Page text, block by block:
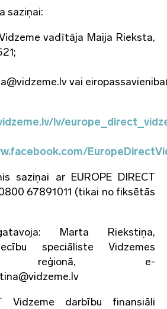
saziņai:
Vidzeme vadītāja Maija Rieksta,
vai
lv/
saziņai ar EUROPE DIRECT
67891011 (tikai no fiksētās
Marta Riekstiņa,
speciāliste Vidzemes
reģionā, e-
Vidzeme darbību finansiāli